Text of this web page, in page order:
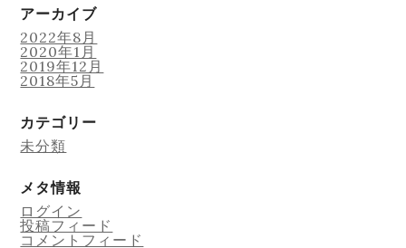
アーカイブ
2022年8月
2020年1月
2019年12月
2018年5月
カテゴリー
未分類
メタ情報
ログイン
投稿フィード
コメントフィード